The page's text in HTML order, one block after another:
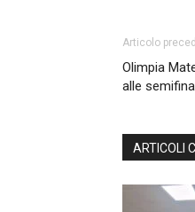
Articolo
Olimpia
alle
ARTICOLI